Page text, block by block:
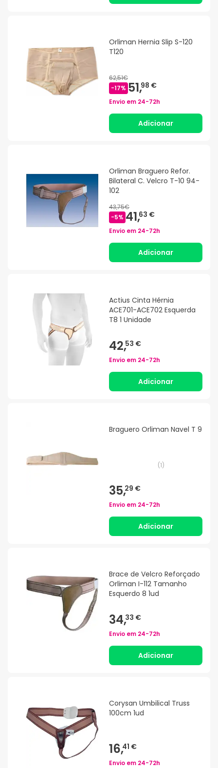
Orliman Hernia Slip S-120
T120
62,51€
-17% 51,98 €
Envio em 24-72h
Adicionar
Orliman Braguero Refor.
Bilateral C. Velcro T-10 94-
102
43,75€
-5% 41,63 €
Envio em 24-72h
Adicionar
Actius Cinta Hérnia
ACE701-ACE702 Esquerda
T8 1 Unidade
42,53 €
Envio em 24-72h
Adicionar
Braguero Orliman Navel T 9
(1)
35,29 €
Envio em 24-72h
Adicionar
Brace de Velcro Reforçado
Orliman I-112 Tamanho
Esquerdo 8 1ud
34,33 €
Envio em 24-72h
Adicionar
Corysan Umbilical Truss
100cm 1ud
16,41 €
Envio em 24-72h